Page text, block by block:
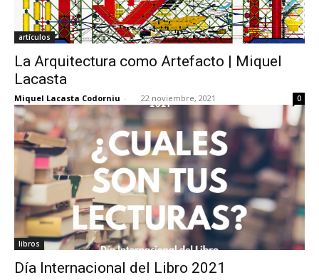
artículos
La Arquitectura como Artefacto | Miquel
Lacasta
Miquel Lacasta Codorniu - 22 noviembre, 2021 0
libros
Día Internacional del Libro 2021